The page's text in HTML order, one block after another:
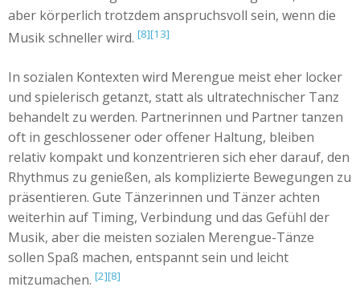
aber körperlich trotzdem anspruchsvoll sein, wenn die
Musik schneller wird. [8][13]
In sozialen Kontexten wird Merengue meist eher locker
und spielerisch getanzt, statt als ultratechnischer Tanz
behandelt zu werden. Partnerinnen und Partner tanzen
oft in geschlossener oder offener Haltung, bleiben
relativ kompakt und konzentrieren sich eher darauf, den
Rhythmus zu genießen, als komplizierte Bewegungen zu
präsentieren. Gute Tänzerinnen und Tänzer achten
weiterhin auf Timing, Verbindung und das Gefühl der
Musik, aber die meisten sozialen Merengue-Tänze
sollen Spaß machen, entspannt sein und leicht
mitzumachen. [2][8]